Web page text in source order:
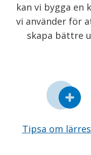
kan vi bygga en
vi använder för
skapa bättre
Tipsa om